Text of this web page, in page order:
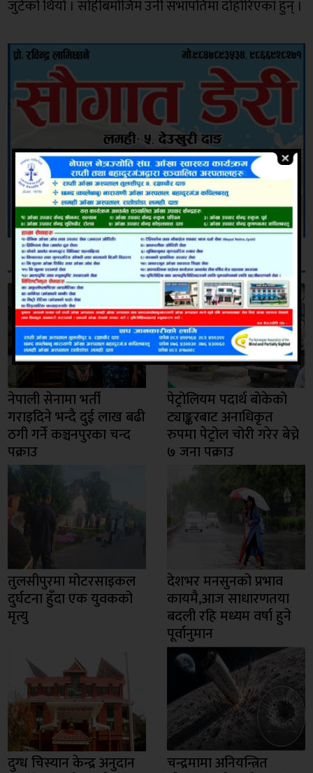
जुटेको थियो । सोहीबमोजिम उनी सभापतिमा दोहोरिएका हुन् ।
सम्बन्धित
नेपाली सेनामा भर्ती
गराइदिने भन्दै दुई लाख बढी
ठगी गर्ने कञ्चनपुरका चन्द
पक्राउ
पेट्रोलियम पदार्थ बोकेको
ट्याङ्करबाट अनाधिकृत
रुपमा पेट्रोल चोरी गरेर बेच्ने
७ जना पक्राउ
तुलसीपुरमा मोटरसाइकल
दुर्घटना हुँदा एक युवकको
मृत्यु
देशभर मनसुनको प्रभाव
कायमै,आज साधारणतया
बदली रहि मध्यम वर्षा हुने
पूर्वानुमान
दुग्ध चिस्यान केन्द्र अनुदान चन्द्रमामा अनियन्त्रित